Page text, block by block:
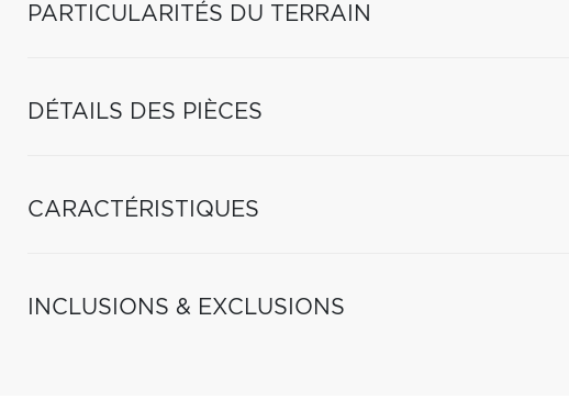
PARTICULARITÉS DU TERRAIN
DÉTAILS DES PIÈCES
CARACTÉRISTIQUES
INCLUSIONS & EXCLUSIONS